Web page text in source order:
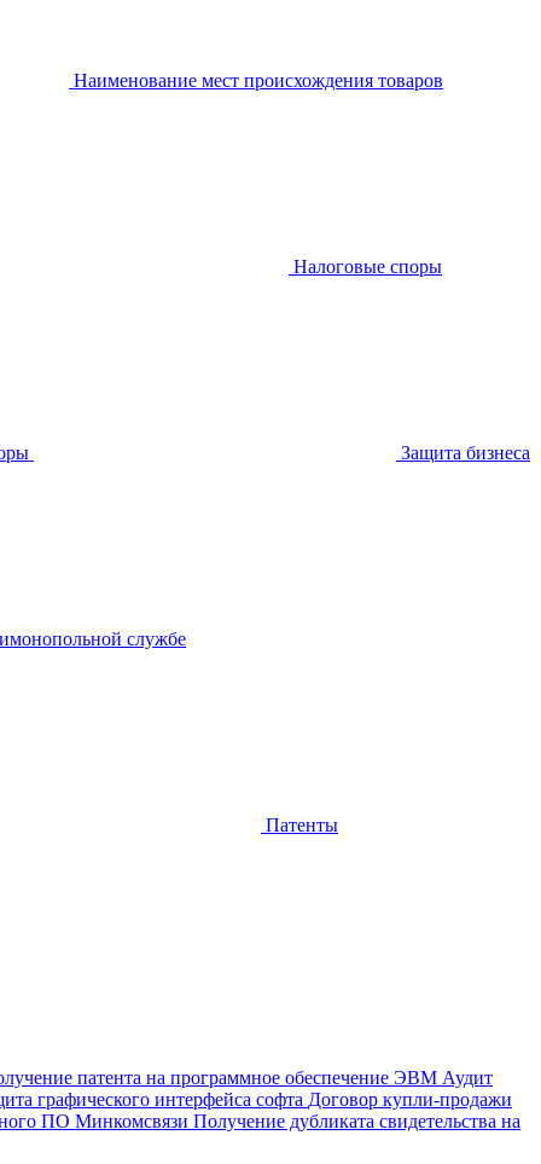
Наименование мест происхождения товаров
Налоговые споры
Защита бизнеса
службе
Патенты
патента на программное обеспечение ЭВМ Аудит
графического интерфейса софта Договор купли-продажи
ПО Минкомсвязи Получение дубликата свидетельства на